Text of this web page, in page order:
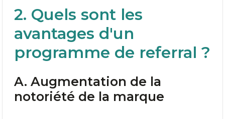
2. Quels sont les
avantages d'un
programme de referral ?
A. Augmentation de la
notoriété de la marque